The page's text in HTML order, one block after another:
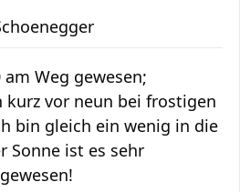
Weg gewesen;
kurz vor neun bei frostigen
bin gleich ein wenig in die
Sonne ist es sehr